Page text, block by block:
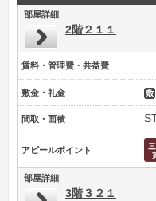
部屋詳細
2階２１１
賃料・管理費・共益費
敷金・礼金
間取・面積
アピールポイント
部屋詳細
3階３２１